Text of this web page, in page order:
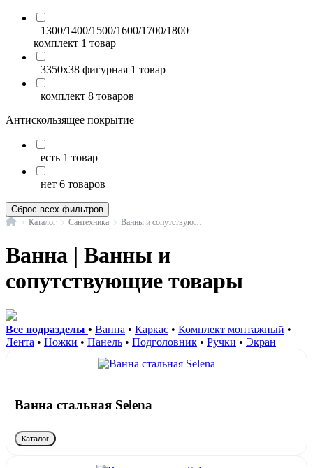
1300/1400/1500/1600/1700/1800
комплект 1 товар
3350x38 фигурная 1 товар
комплект 8 товаров
Антискользящее покрытие
есть 1 товар
нет 6 товаров
Сброс всех фильтров
ГлавнаяКаталог Сантехника
Ванна | Ванны и
сопутствующие товары
Все подразделы • Ванна • Каркас • Комплект монтажный •
Лента • Ножки • Панель • Подголовник • Ручки • Экран
Ванна стальная Selena
Каталог